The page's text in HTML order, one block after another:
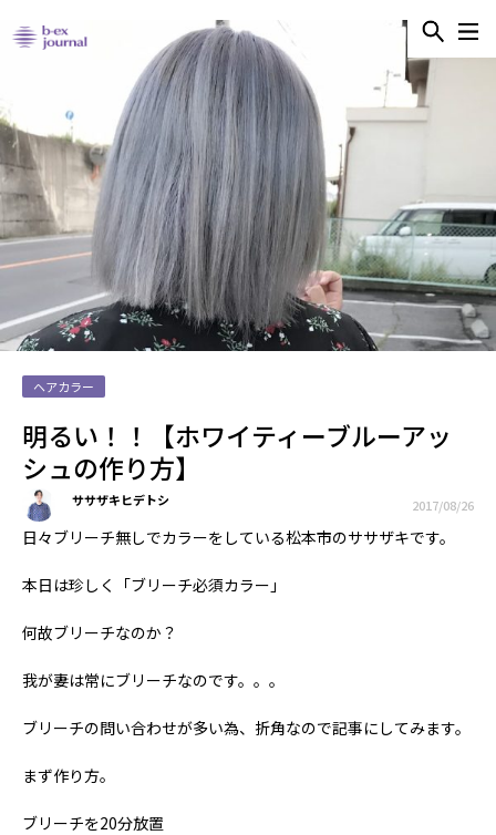
ヘアカラー
明るい！！【ホワイティーブルーアッ
シュの作り方】
ササザキヒデトシ 2017/08/26
日々ブリーチ無しでカラーをしている松本市のササザキです。
本日は珍しく「ブリーチ必須カラー」
何故ブリーチなのか？
我が妻は常にブリーチなのです。。。
ブリーチの問い合わせが多い為、折角なので記事にしてみます。
まず作り方。
ブリーチを20分放置